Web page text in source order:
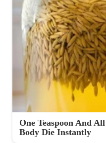
One Teaspoon And
Body Die Instantly